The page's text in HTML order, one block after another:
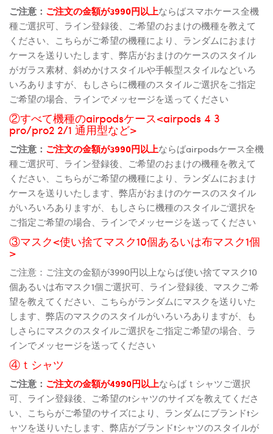
ご注意： ご注文の金額が3990円以上ならばスマホケース全機
種ご選択可、ライン登録後、ご希望のおまけの機種を教えて
ください、こちらがご希望の機種により、ランダムにおまけ
ケースを送りいたします、弊店がおまけのケースのスタイル
がガラス素材、斜めかけスタイルや手帳型スタイルなどいろ
いろありますが、もしさらに機種のスタイルご選択をご指定
ご希望の場合、ラインでメッセージを送ってください
②すべて機種のairpodsケース<airpods 4 3
pro/pro2 2/1 通用型など>
ご注意： ご注文の金額が3990円以上ならばairpodsケース全機
種ご選択可、ライン登録後、ご希望のおまけの機種を教えて
ください、こちらがご希望の機種により、ランダムにおまけ
ケースを送りいたします、弊店がおまけのケースのスタイル
がいろいろありますが、もしさらに機種のスタイルご選択を
ご指定ご希望の場合、ラインでメッセージを送ってください
③マスク<使い捨てマスク10個あるいは布マスク1個
>
ご注意：ご注文の金額が3990円以上ならば使い捨てマスク10
個あるいは布マスク1個ご選択可、ライン登録後、マスクご希
望を教えてください、こちらがランダムにマスクを送りいた
します、弊店のマスクのスタイルがいろいろありますが、も
しさらにマスクのスタイルご選択をご指定ご希望の場合、ラ
インでメッセージを送ってください
④ｔシャツ
ご注意： ご注文の金額が4990円以上ならばｔシャツご選択
可、ライン登録後、ご希望のtシャツのサイズを教えてくださ
い、こちらがご希望のサイズにより、ランダムにブランドtシ
ャツを送りいたします、弊店がブランドtシャツのスタイルが